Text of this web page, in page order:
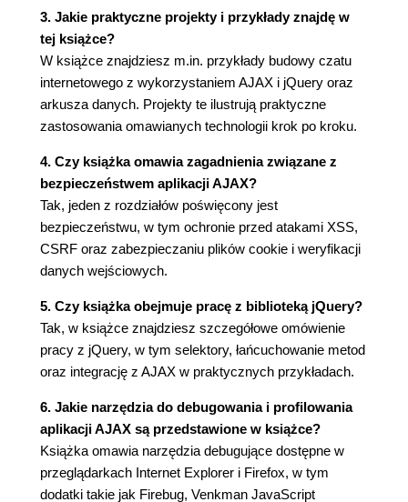
W języku JavaScript obiekty są słownikami
(92)
Funkcje w języku JavaScript (94)
Funkcje JavaScript jako obiekty
pierwszej klasy (95)
Funkcje wewnętrzne (96)
Klasy w języku JavaScript (98)
Konstruktory (98)
Diagramy klas (100)
Odwołania do funkcji zewnętrznych (102)
Prototypy (103)
Właściwości i metody instancji (104)
Prywatni uczestnicy klasy (106)
Kontekst wykonania w języku JavaScript
(107)
Kiedy var x, kiedy this.x, a kiedy x? (109)
Praca we właściwym kontekście (110)
Praktyczne zagadnienia programowania
obiektowego w JavaScript - wstęp do notacji
JSON (112)
Idea formatu JSON (113)
3. Jakie praktyczne projekty i przykłady znajdę w
tej książce?
W książce znajdziesz m.in. przykłady budowy czatu
internetowego z wykorzystaniem AJAX i jQuery oraz
arkusza danych. Projekty te ilustrują praktyczne
zastosowania omawianych technologii krok po kroku.
4. Czy książka omawia zagadnienia związane z
bezpieczeństwem aplikacji AJAX?
Tak, jeden z rozdziałów poświęcony jest
bezpieczeństwu, w tym ochronie przed atakami XSS,
CSRF oraz zabezpieczaniu plików cookie i weryfikacji
danych wejściowych.
5. Czy książka obejmuje pracę z biblioteką jQuery?
Tak, w książce znajdziesz szczegółowe omówienie
pracy z jQuery, w tym selektory, łańcuchowanie metod
oraz integrację z AJAX w praktycznych przykładach.
6. Jakie narzędzia do debugowania i profilowania
aplikacji AJAX są przedstawione w książce?
Książka omawia narzędzia debugujące dostępne w
przeglądarkach Internet Explorer i Firefox, w tym
dodatki takie jak Firebug, Venkman JavaScript